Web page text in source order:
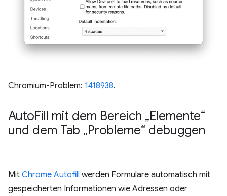
Chromium-Problem: 1418938.
AutoFill mit dem Bereich „Elemente“
und dem Tab „Probleme“ debuggen
Mit Chrome Autofill werden Formulare automatisch mit
gespeicherten Informationen wie Adressen oder